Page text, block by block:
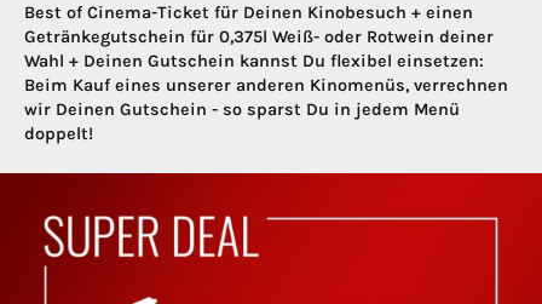
Best of Cinema-Ticket für Deinen Kinobesuch + einen
Getränkegutschein für 0,375l Weiß- oder Rotwein deiner
Wahl + Deinen Gutschein kannst Du flexibel einsetzen:
Beim Kauf eines unserer anderen Kinomenüs, verrechnen
wir Deinen Gutschein - so sparst Du in jedem Menü
doppelt!